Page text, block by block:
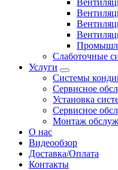
Слаботочные
Услуги
Системы
Сервисное
Установка
Сервисное
Монтаж
О нас
Видеообзор
Доставка/Оплата
Контакты